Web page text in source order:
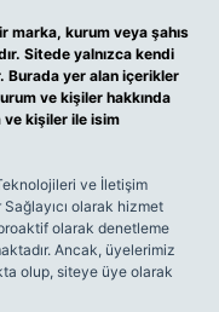
marka, kurum veya şahıs
Sitede yalnızca kendi
Burada yer alan içerikler
ve kişiler hakkında
ve kişiler ile isim
ve İletişim
olarak hizmet
olarak denetleme
Ancak, üyelerimiz
olup, siteye üye olarak